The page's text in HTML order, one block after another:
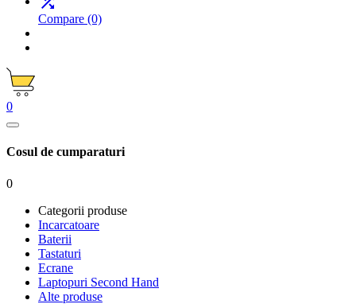
Compare (0)
0
Cosul de cumparaturi
0
Categorii produse
Incarcatoare
Baterii
Tastaturi
Ecrane
Laptopuri Second Hand
Alte produse